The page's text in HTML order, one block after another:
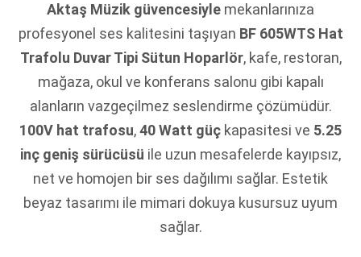
Aktaş Müzik güvencesiyle mekanlarınıza
profesyonel ses kalitesini taşıyan BF 605WTS Hat
Trafolu Duvar Tipi Sütun Hoparlör, kafe, restoran,
mağaza, okul ve konferans salonu gibi kapalı
alanların vazgeçilmez seslendirme çözümüdür.
100V hat trafosu,40 Watt güç kapasitesi ve 5.25
inç geniş sürücüsü ile uzun mesafelerde kayıpsız,
net ve homojen bir ses dağılımı sağlar. Estetik
beyaz tasarımı ile mimari dokuya kusursuz uyum
sağlar.